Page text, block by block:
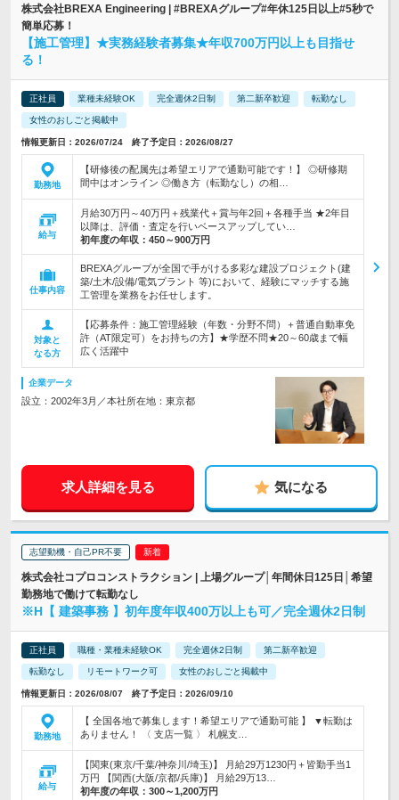
株式会社BREXA Engineering | #BREXAグループ#年休125日以上#5秒で
簡単応募！
【施工管理】★実務経験者募集★年収700万円以上も目指せ
る！
正社員 業種未経験OK 完全週休2日制 第二新卒歓迎 転勤なし
女性のおしごと掲載中
情報更新日：2026/07/24 終了予定日：2026/08/27
勤務地
【研修後の配属先は希望エリアで通勤可能です！】 ◎研修期
間中はオンライン ◎働き方（転勤なし）の相…
給与
月給30万円～40万円＋残業代＋賞与年2回＋各種手当 ★2年目
以降は、評価・査定を行いベースアップしてい…
初年度の年収： 450～900万円
仕事内容
BREXAグループが全国で手がける多彩な建設プロジェクト(建
築/土木/設備/電気プラント 等)において、経験にマッチする施
工管理を業務をお任せします。
対象と
なる方
【応募条件：施工管理経験（年数・分野不問）＋普通自動車免
許（AT限定可）をお持ちの方】★学歴不問★20～60歳まで幅
広く活躍中
企業データ
設立：2002年3月／本社所在地：東京都
求人詳細を見る 気になる
志望動機・自己PR不要
株式会社コプロコンストラクション | 上場グループ│年間休日125日│希望
勤務地で働けて転勤なし
※H【 建築事務 】初年度年収400万以上も可／完全週休2日制
正社員 職種・業種未経験OK 完全週休2日制 第二新卒歓迎
転勤なし リモートワーク可 女性のおしごと掲載中
情報更新日：2026/08/07 終了予定日：2026/09/10
勤務地
【 全国各地で募集します！希望エリアで通勤可能 】 ▼転勤は
ありません！ 〈 支店一覧 〉 札幌支…
給与
【関東(東京/千葉/神奈川/埼玉)】 月給29万1230円＋皆勤手当1
万円 【関西(大阪/京都/兵庫)】 月給29万13…
初年度の年収： 300～1,200万円